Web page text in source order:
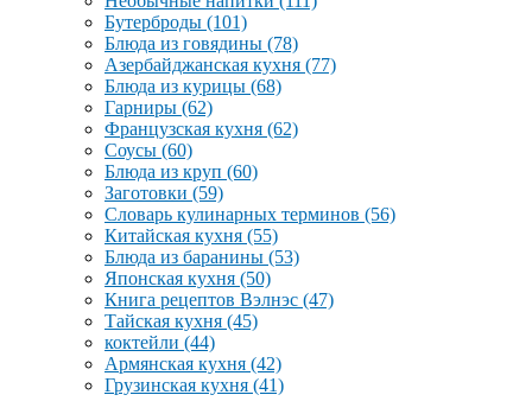
Бутерброды (101)
Блюда из говядины (78)
Азербайджанская кухня (77)
Блюда из курицы (68)
Гарниры (62)
Французская кухня (62)
Соусы (60)
Блюда из круп (60)
Заготовки (59)
Словарь кулинарных терминов (56)
Китайская кухня (55)
Блюда из баранины (53)
Японская кухня (50)
Книга рецептов Вэлнэс (47)
Тайская кухня (45)
коктейли (44)
Армянская кухня (42)
Грузинская кухня (41)